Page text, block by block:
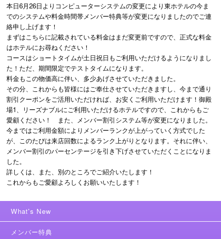
本日6月26日よりコンピューターシステムの変更により東ホテルの今ま
でのシステムや料金時間帯メンバー特典等が変更になりましたのでご連
絡申し上げます！
まずはこちらに記載されている料金はまだ変更前ですので、正式な料金
はホテルにお尋ねください！
コースはショートタイムが土日祝日もご利用いただけるようになりまし
た！ただ、期間限定でテストタイムになります。
料金もこの物価高に伴い、多少あげさせていただきました。
その分、これからも皆様にはご奉仕させていただきますし、今まで通り
割引クーポンをご活用いただければ、お安くご利用いただけます！御殿
場1、リーズナブルにご利用いただけるホテルですので、これからもご
愛顧ください！ また、メンバー割引システム等が変更になりました。
今まではご利用金額によりメンバーランクが上がっていく方式でした
が、このたびは来店回数によるランク上がりとなります。それに伴い、
メンバー割引のパーセンテージを引き下げさせていただくことになりま
した。
詳しくは、また、別のところでご紹介いたします！
これからもご愛顧よろしくお願いいたします！
What's New
メンバー特典